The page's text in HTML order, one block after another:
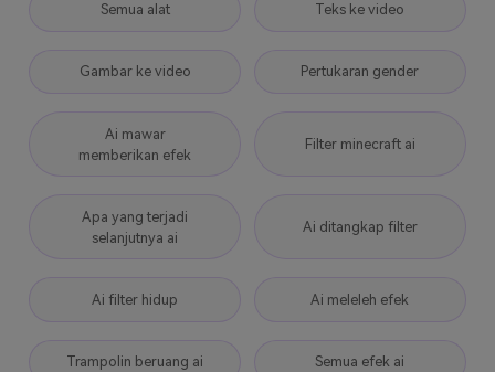
Semua alat Teks ke video
Gambar ke video Pertukaran gender
Ai mawar
memberikan efek
Filter minecraft ai
Apa yang terjadi
selanjutnya ai
Ai ditangkap filter
Ai filter hidup Ai meleleh efek
Trampolin beruang ai Semua efek ai